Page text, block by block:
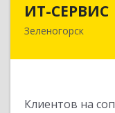
ИТ-СЕРВИС
Зеленогорск
Клиентов на
663690,